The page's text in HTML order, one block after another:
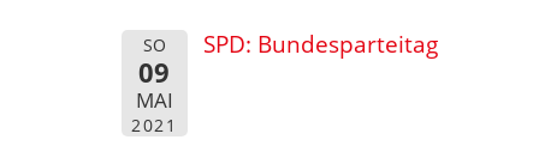
SO
09
MAI
2021
SPD: Bundesparteitag